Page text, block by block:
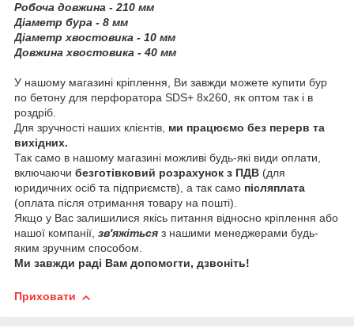
Робоча довжина - 210 мм
Діаметр бура - 8 мм
Діаметр хвостовика - 10 мм
Довжина хвостовика - 40 мм
У нашому магазині кріплення, Ви завжди можете купити бур
по бетону для перфоратора SDS+ 8х260, як оптом так і в
роздріб.
Для зручності наших клієнтів, ми працюємо без перерв та
вихідних.
Так само в нашому магазині можливі будь-які види оплати,
включаючи безготівковий розрахунок з ПДВ (для
юридичних осіб та підприємств), а так само післяплата
(оплата після отримання товару на пошті).
Якщо у Вас залишилися якісь питання відносно кріплення або
нашої компанії, зв'яжіться з нашими менеджерами будь-
яким зручним способом.
Ми завжди раді Вам допомогти, дзвоніть!
Приховати